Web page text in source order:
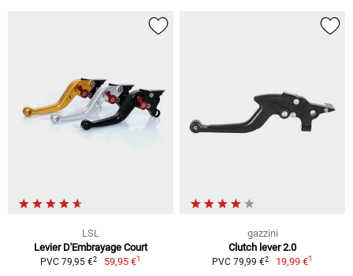
LSL
Levier D'Embrayage Court
PVC 79,95 €2 59,95 €1
gazzini
Clutch lever 2.0
PVC 79,99 €2 19,99 €1